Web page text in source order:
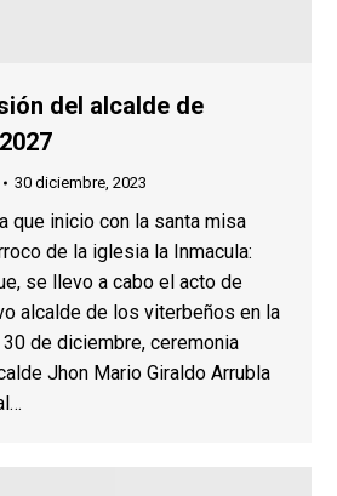
del alcalde de
30 diciembre, 2023
que inicio con la santa misa
de la iglesia la Inmacula:
se llevo a cabo el acto de
alcalde de los viterbeños en la
de diciembre, ceremonia
Jhon Mario Giraldo Arrubla